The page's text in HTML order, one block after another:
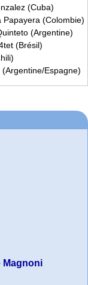
(Cuba)
(Colombie)
(Argentine)
(Brésil)
Espagne)
Magnoni